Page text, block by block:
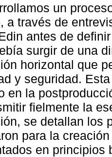
un
a través de
antes de
surgir de una
horizontal que
y seguridad.
en la
fielmente la
se detallan los
para la
en principios